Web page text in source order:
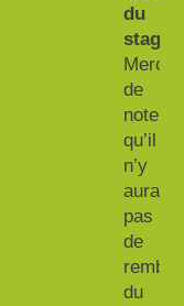
du
stage.
Merci
de
noter
qu’il
n’y
aura
pas
de
du